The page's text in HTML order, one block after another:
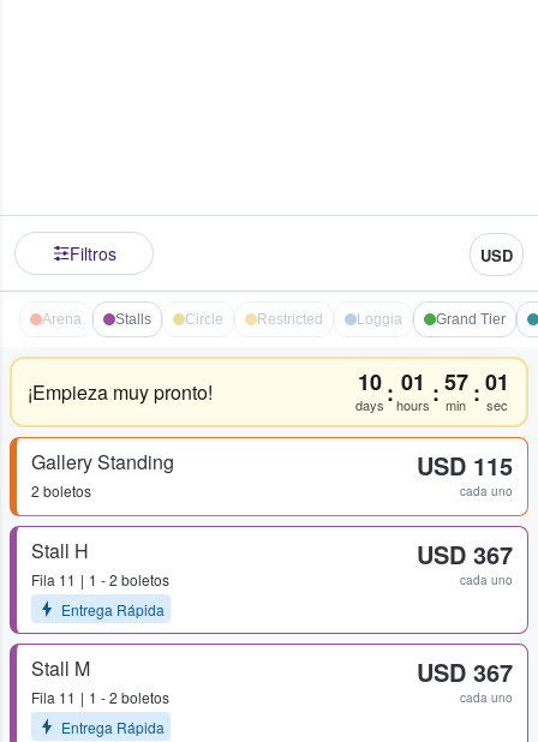
Filtros USD
Arena Stalls Circle Restricted Loggia Grand Tier
¡Empieza muy pronto! 10
days : 01
hours :57
min :01
sec
Gallery Standing
2 boletos
USD 115
cada uno
Stall H
Fila 11
1 - 2 boletos
Entrega Rápida
USD 367
cada uno
Stall M
Fila 11
1 - 2 boletos
Entrega Rápida
USD 367
cada uno